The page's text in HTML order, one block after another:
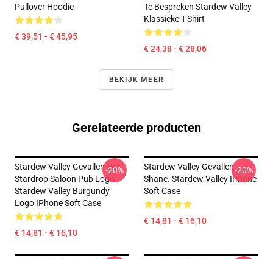
Pullover Hoodie
€ 39,51 - € 45,95
Te Bespreken Stardew Valley
Klassieke T-Shirt
€ 24,38 - € 28,06
BEKIJK MEER
Gerelateerde producten
Stardew Valley Gevallen Het
Stardrop Saloon Pub Logo
Stardew Valley Burgundy
Logo IPhone Soft Case
€ 14,81 - € 16,10
-20%
Stardew Valley Gevallen
Shane. Stardew Valley IPhone
Soft Case
€ 14,81 - € 16,10
-20%